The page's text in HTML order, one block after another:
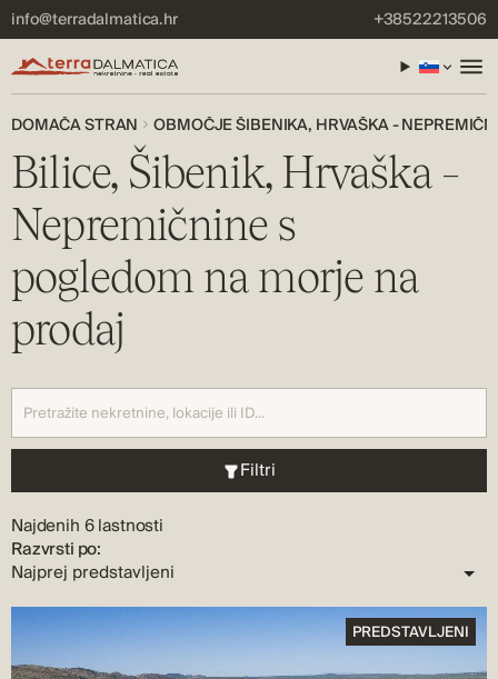
info@terradalmatica.hr +38522213506
DOMAČA STRAN OBMOČJE ŠIBENIKA, HRVAŠKA -
Bilice, Šibenik, Hrvaška –
Nepremičnine s
pogledom na morje na
prodaj
Filtri
Najdenih 6 lastnosti
Razvrsti po:
PREDSTAVLJENI